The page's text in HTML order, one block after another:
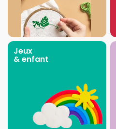
Jeux
& enfant